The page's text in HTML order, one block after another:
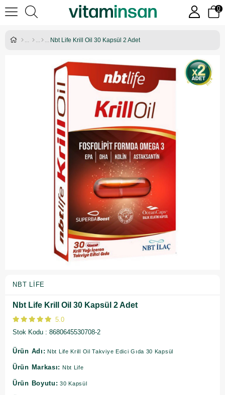
0
Nbt Life Krill Oil 30 Kapsül 2 Adet
NBT LIFE
Nbt Life Krill Oil 30 Kapsül 2 Adet
5.0
Stok Kodu
8680645530708-2
Ürün Adı: Nbt Life Krill Oil Takviye Edici Gıda 30 Kapsül
Ürün Markası: Nbt Life
Ürün Boyutu: 30 Kapsül